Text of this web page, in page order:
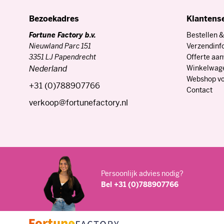
Dag van de
We
ideaal
geheel
een
perfect
Wij helpen
Op 12 mei
Bezoekadres
Fortune Factory b.v.
Nieuwland Parc 151
3351 LJ Papendrecht
Nederland
+31 (0)788907766
verkoop@fortunefactory.nl
Bestellen
Offerte
Webshop
Contact
Persoonlijk advies nodig?
Bel +31 (0)788907766